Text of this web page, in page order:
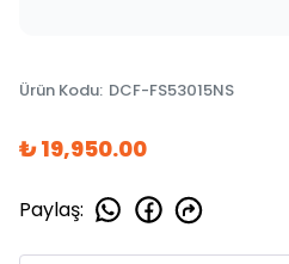
Ürün Kodu: DCF-FS53015NS
₺ 19,950.00
Paylaş: